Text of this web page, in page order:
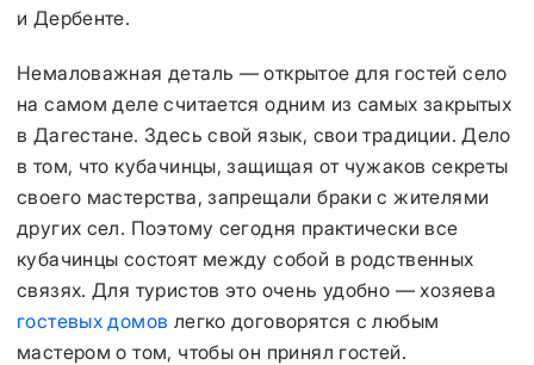
и Дербенте.
Немаловажная деталь — открытое для гостей село
на самом деле считается одним из самых закрытых
в Дагестане. Здесь свой язык, свои традиции. Дело
в том, что кубачинцы, защищая от чужаков секреты
своего мастерства, запрещали браки с жителями
других сел. Поэтому сегодня практически все
кубачинцы состоят между собой в родственных
связях. Для туристов это очень удобно — хозяева
гостевых домов легко договорятся с любым
мастером о том, чтобы он принял гостей.